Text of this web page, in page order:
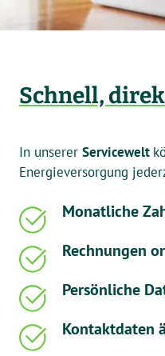
Schnell,
In unserer Servicewelt
Energieversorgung
Monatliche
Rechnungen
Persönliche
Kontaktdaten